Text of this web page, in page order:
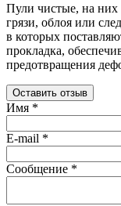
Пули чистые, на них
грязи, облоя или
в которых
прокладка,
предотвращения
Оставить отзыв
Имя *
E-mail *
Сообщение *